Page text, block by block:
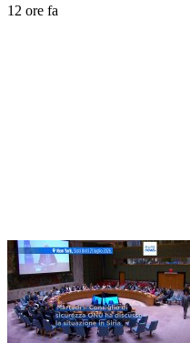
12 ore fa